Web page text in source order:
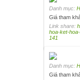
Danh mục:
Giá tham
Link share:
hoa-ket-
141
Danh mục:
Giá tham